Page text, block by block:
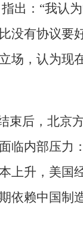
指出：“我认
没有协议
场，认为现
束后，北京
临内部压力
上升，美国
依赖中国制